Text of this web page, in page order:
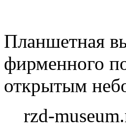
Планшетная
фирменного
открытым
rzd-